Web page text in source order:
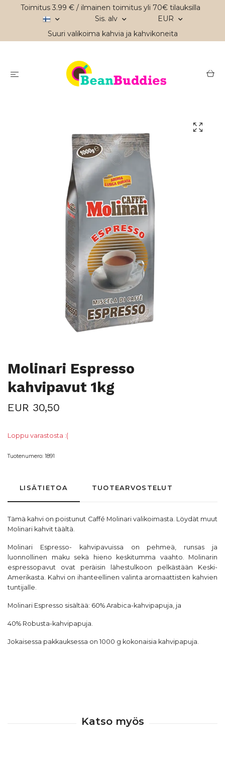
Toimitus 3.99 € / ilmainen toimitus yli 70€ tilauksilla
Sis. alv
EUR
Suuri valikoima kahvia ja kahvikoneita
Molinari Espresso
kahvipavut 1kg
EUR 30,50
Loppu varastosta :(
Tuotenumero: 1891
LISÄTIETOA TUOTEARVOSTELUT
Tämä kahvi on poistunut Caffé Molinari valikoimasta. Löydät muut
Molinari kahvittäältä.
Molinari Espresso- kahvipavuissa on pehmeä, runsas ja
luonnollinen maku sekä hieno keskitumma vaahto. Molinarin
espressopavut ovat peräisin lähestulkoon pelkästään Keski-
Amerikasta. Kahvi on ihanteellinen valinta aromaattisten kahvien
tuntijalle.
Molinari Espresso sisältää: 60% Arabica-kahvipapuja, ja
40% Robusta-kahvipapuja.
Jokaisessa pakkauksessa on 1000 g kokonaisia kahvipapuja.